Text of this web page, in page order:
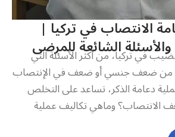
الانتصاب في تركيا |
الشائعة للمرضى
في تركيا، من أكثر الأسئلة التي
من ضعف جنسي أو ضعف في الإنتصاب
دعامة الذكر، تساعد على التخلص
وماهي تكاليف عملية